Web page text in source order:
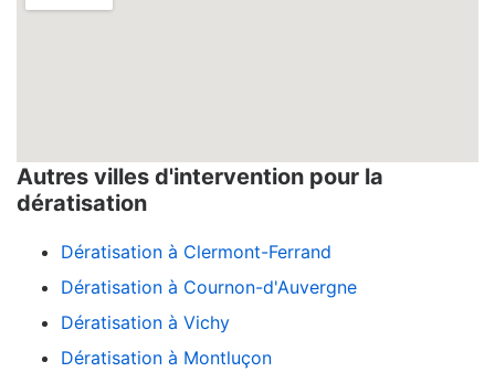
Autres villes d'intervention pour la
dératisation
Dératisation à Clermont-Ferrand
Dératisation à Cournon-d'Auvergne
Dératisation à Vichy
Dératisation à Montluçon